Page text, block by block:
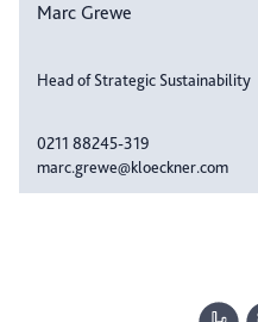
Marc Grewe
Head of Strategic Sustainability
0211 88245-319
marc.grewe@kloeckner.com